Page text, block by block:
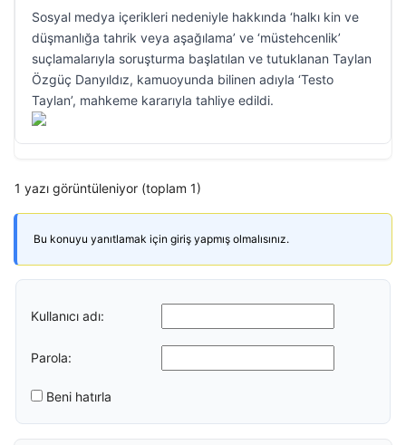
Sosyal medya içerikleri nedeniyle hakkında ‘halkı kin ve
düşmanlığa tahrik veya aşağılama’ ve ‘müstehcenlik’
suçlamalarıyla soruşturma başlatılan ve tutuklanan Taylan
Özgüç Danyıldız, kamuoyunda bilinen adıyla ‘Testo
Taylan’, mahkeme kararıyla tahliye edildi.
1 yazı görüntüleniyor (toplam 1)
Bu konuyu yanıtlamak için giriş yapmış olmalısınız.
Kullanıcı adı:
Parola:
Beni hatırla